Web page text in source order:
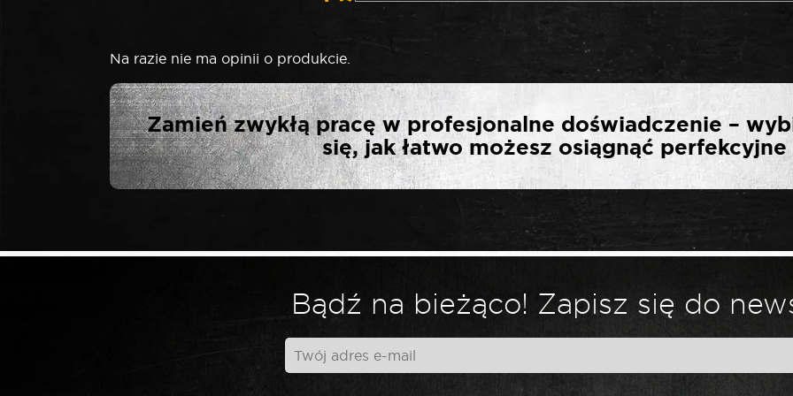
Na razie nie ma opinii o produkcie.
NAPISZ PIERWSZĄ OPINIĘ O
UDAROWA 3/4″ DŁUGA 100
Wymagane pola są oznaczone
Twoja ocena*
Zamień zwykłą pracę w profesjonalne doświadczenie –
się, jak łatwo możesz osiągnąć
Bądź na bieżąco! Zapisz się do